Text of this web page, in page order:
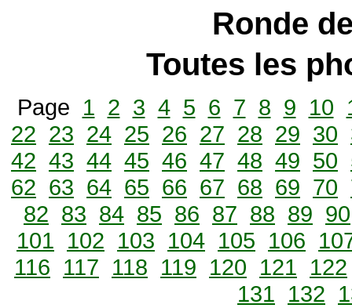
Ronde
Toutes les
Page 1 2 3 4 5 6 7 8 9 10
22 23 24 25 26 27 28 29 30
42 43 44 45 46 47 48 49 50
62 63 64 65 66 67 68 69 70
82 83 84 85 86 87 88 89 90
101 102 103 104 105 106
116 117 118 119 120 121 122
131 132